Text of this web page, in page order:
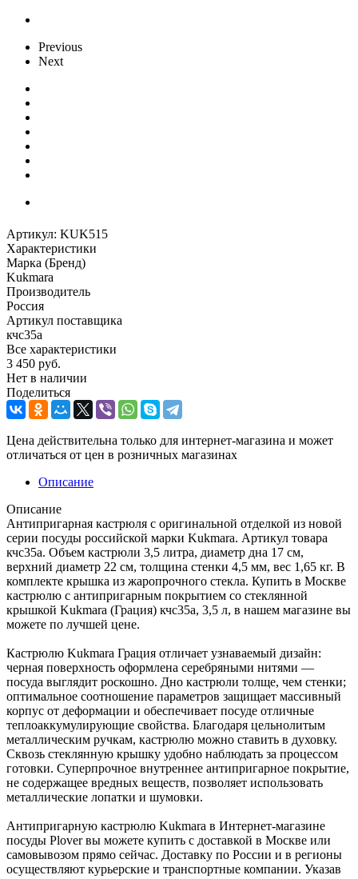
Previous
Next
Артикул: KUK515
Характеристики
Марка (Бренд)
Kukmara
Производитель
Россия
Артикул поставщика
кчс35а
Все характеристики
3 450 руб.
Нет в наличии
Поделиться
Цена действительна только для интернет-магазина и может
отличаться от цен в розничных магазинах
Описание
Описание
Антипригарная кастрюля с оригинальной отделкой из новой
серии посуды российской марки Kukmara. Артикул товара
кчс35а. Объем кастрюли 3,5 литра, диаметр дна 17 см,
верхний диаметр 22 см, толщина стенки 4,5 мм, вес 1,65 кг. В
комплекте крышка из жаропрочного стекла. Купить в Москве
кастрюлю с антипригарным покрытием со стеклянной
крышкой Kukmara (Грация) кчс35а, 3,5 л, в нашем магазине вы
можете по лучшей цене.
Кастрюлю Kukmara Грация отличает узнаваемый дизайн:
черная поверхность оформлена серебряными нитями —
посуда выглядит роскошно. Дно кастрюли толще, чем стенки;
оптимальное соотношение параметров защищает массивный
корпус от деформации и обеспечивает посуде отличные
теплоаккумулирующие свойства. Благодаря цельнолитым
металлическим ручкам, кастрюлю можно ставить в духовку.
Сквозь стеклянную крышку удобно наблюдать за процессом
готовки. Суперпрочное внутреннее антипригарное покрытие,
не содержащее вредных веществ, позволяет использовать
металлические лопатки и шумовки.
Антипригарную кастрюлю Kukmara в Интернет-магазине
посуды Plover вы можете купить с доставкой в Москве или
самовывозом прямо сейчас. Доставку по России и в регионы
осуществляют курьерские и транспортные компании. Указав